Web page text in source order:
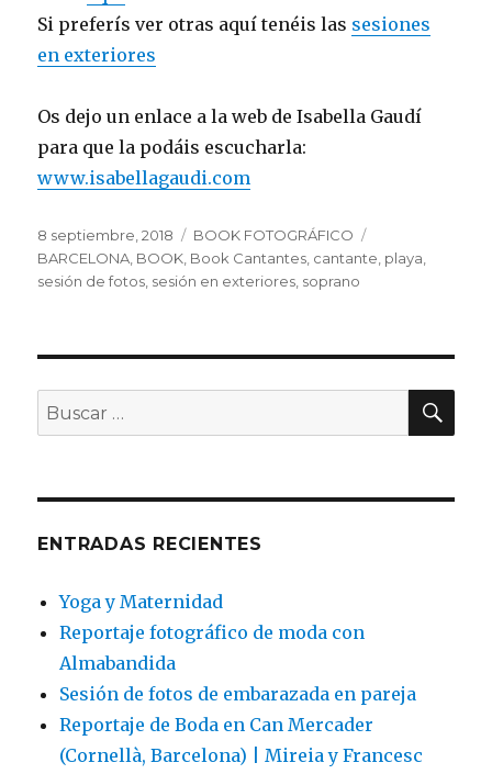
Si preferís ver otras aquí tenéis las sesiones
en exteriores
Os dejo un enlace a la web de Isabella Gaudí
para que la podáis escucharla:
www.isabellagaudi.com
Publicado
el
8 septiembre, 2018 Categorías
BOOK FOTOGRÁFICO
BARCELONA BOOK Book Cantantes cantante playa
sesión de fotos sesión en exteriores soprano
Buscar
por:
ENTRADAS RECIENTES
Yoga y Maternidad
Reportaje fotográfico de moda con
Almabandida
Sesión de fotos de embarazada en pareja
Reportaje de Boda en Can Mercader
(Cornellà, Barcelona) | Mireia y Francesc